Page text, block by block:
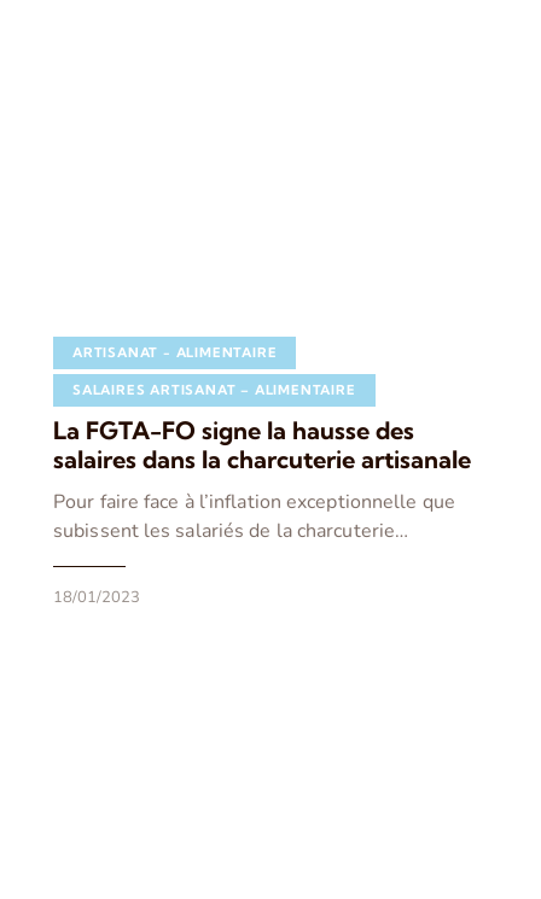
ARTISANAT - ALIMENTAIRE
SALAIRES ARTISANAT – ALIMENTAIRE
La FGTA-FO signe la hausse des
salaires dans la charcuterie artisanale
Pour faire face à l’inflation exceptionnelle que
subissent les salariés de la charcuterie…
18/01/2023